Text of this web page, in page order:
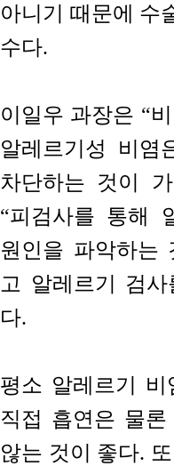
아니기 때문에 수
수다.
이일우 과장은 “
알레르기성 비염
차단하는 것이
“피검사를 통해
원인을 파악하는
고 알레르기 검
다.
평소 알레르기 비
직접 흡연은 물론
않는 것이 좋다.